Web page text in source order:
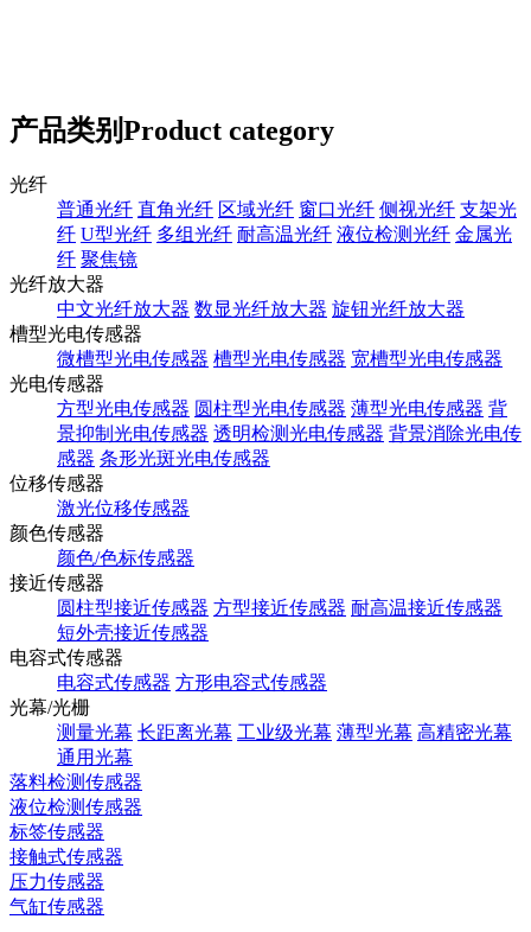
产品类别Product category
光纤
普通光纤 直角光纤 区域光纤 窗口光纤 侧视光纤 支架光
纤 U型光纤 多组光纤 耐高温光纤 液位检测光纤 金属光
纤 聚焦镜
光纤放大器
中文光纤放大器 数显光纤放大器 旋钮光纤放大器
槽型光电传感器
微槽型光电传感器 槽型光电传感器 宽槽型光电传感器
光电传感器
方型光电传感器 圆柱型光电传感器 薄型光电传感器 背
景抑制光电传感器 透明检测光电传感器 背景消除光电传
感器 条形光斑光电传感器
位移传感器
激光位移传感器
颜色传感器
颜色/色标传感器
接近传感器
圆柱型接近传感器 方型接近传感器 耐高温接近传感器
短外壳接近传感器
电容式传感器
电容式传感器 方形电容式传感器
光幕/光栅
测量光幕 长距离光幕 工业级光幕 薄型光幕 高精密光幕
通用光幕
落料检测传感器
液位检测传感器
标签传感器
接触式传感器
压力传感器
气缸传感器